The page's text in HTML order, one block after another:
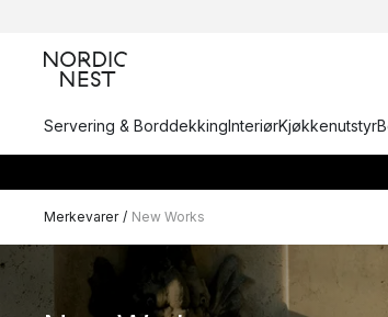
Servering & BorddekkingInteriørKjøkkenutstyr
Merkevarer / New Works